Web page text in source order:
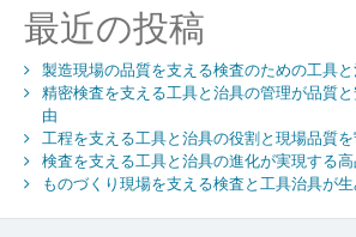
割
と
現
場
質
を
守
る
最近の投稿
製造現場の品質を支える検査のための工具
精密検査を支える工具と治具の管理が品質
由
工程を支える工具と治具の役割と現場品質
検査を支える工具と治具の進化が実現する
ものづくり現場を支える検査と工具治具が